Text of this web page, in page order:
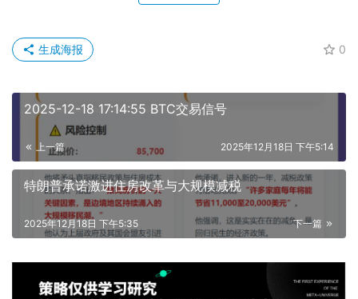
0
生成海报
2025-12-18 17:14:55 BTC交易信号
上一篇 2025年12月18日 下午5:14
特朗普承诺激进住房改革与大规模减税
下一篇
2025年12月18日 下午5:35